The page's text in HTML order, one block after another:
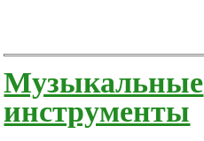
Музыкальные
инструменты